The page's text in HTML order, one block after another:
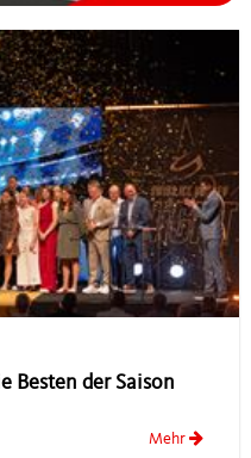
Besten der Saison
Mehr